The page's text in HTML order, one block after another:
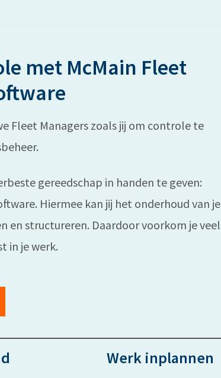
met McMain Fleet
Fleet Managers zoals jij om controle te
gereedschap in handen te geven:
Hiermee kan jij het onderhoud van je
en structureren. Daardoor voorkom je veel
in je werk.
Werk inplannen